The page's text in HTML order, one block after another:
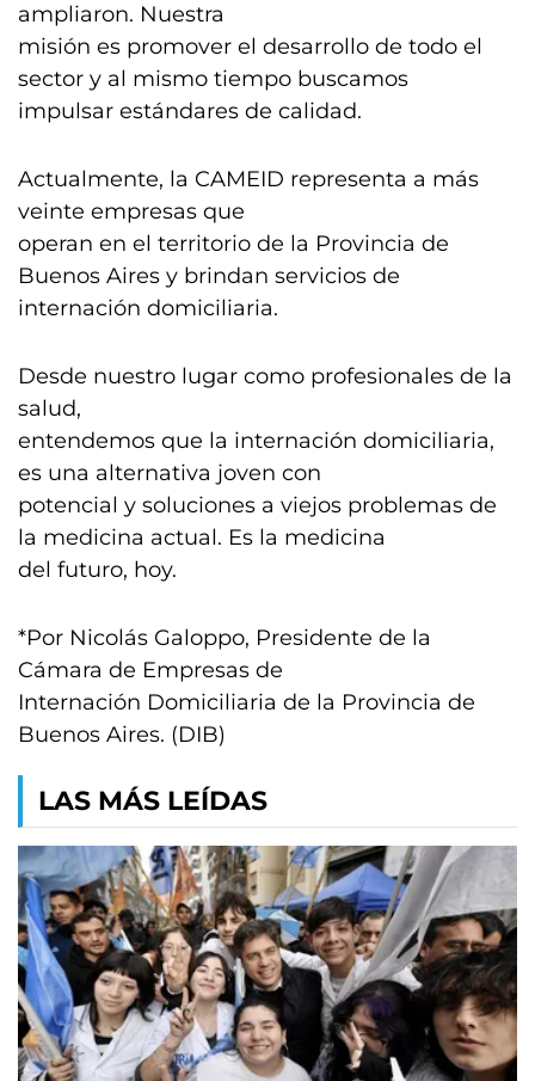
ampliaron. Nuestra
misión es promover el desarrollo de todo el
sector y al mismo tiempo buscamos
impulsar estándares de calidad.
Actualmente, la CAMEID representa a más
veinte empresas que
operan en el territorio de la Provincia de
Buenos Aires y brindan servicios de
internación domiciliaria.
Desde nuestro lugar como profesionales de la
salud,
entendemos que la internación domiciliaria,
es una alternativa joven con
potencial y soluciones a viejos problemas de
la medicina actual. Es la medicina
del futuro, hoy.
*Por Nicolás Galoppo, Presidente de la
Cámara de Empresas de
Internación Domiciliaria de la Provincia de
Buenos Aires. (DIB)
LAS MÁS LEÍDAS